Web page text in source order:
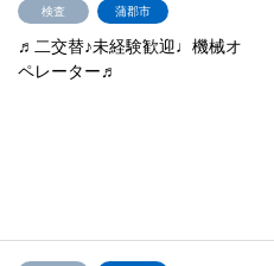
検査 蒲郡市
♬二交替♪未経験歓迎♩機械オ
ペレーター♬